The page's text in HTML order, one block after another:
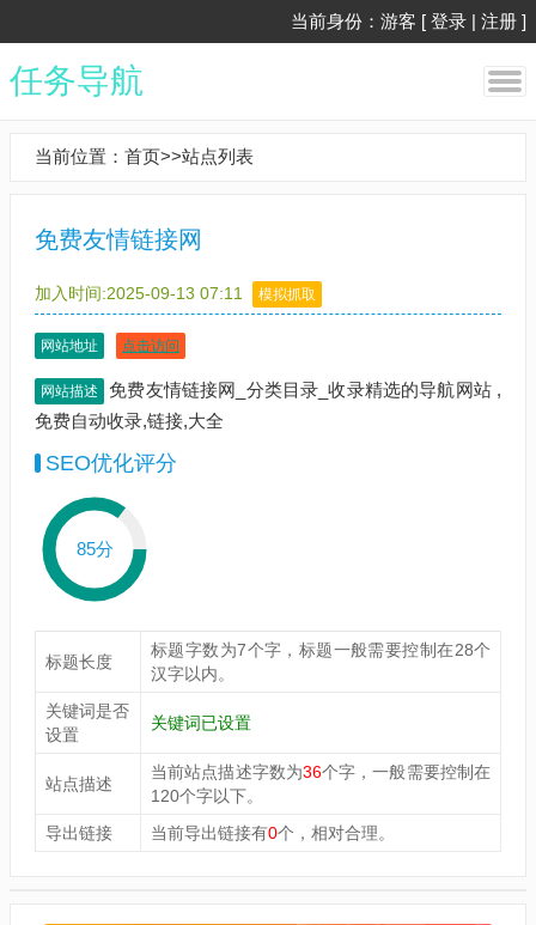
当前身份：游客 [ 登录 | 注册 ]
任务导航
当前位置： 首页>>站点列表
免费友情链接网
加入时间:2025-09-13 07:11 模拟抓取
网站地址 点击访问
网站描述
免费友情链接网_分类目录_收录精选的导航网站 ,
免费自动收录,链接,大全
SEO优化评分
85分
标题长度
标题字数为7个字，标题一般需要控制在28个
汉字以内。
关键词是否
设置
关键词已设置
站点描述
当前站点描述字数为36个字，一般需要控制在
120个字以下。
导出链接
当前导出链接有0个，相对合理。